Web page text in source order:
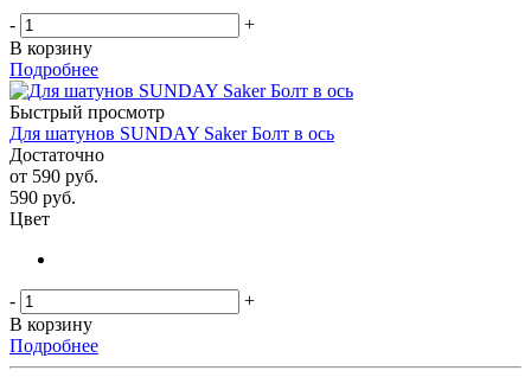
-
+
В корзину
Подробнее
Быстрый просмотр
Для шатунов SUNDAY Saker Болт в ось
Достаточно
от 590 руб.
590 руб.
Цвет
-
+
В корзину
Подробнее